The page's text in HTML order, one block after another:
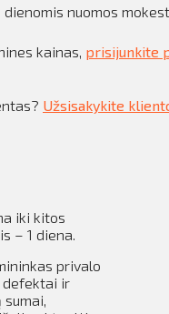
nuomos
kainas, prisijunkite
Užsisakykite
iki kitos
– 1 diena.
privalo
defektai ir